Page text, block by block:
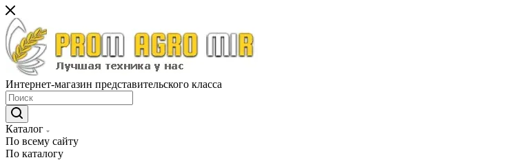
Интернет-магазин представительского класса
Каталог
По всему сайту
По каталогу